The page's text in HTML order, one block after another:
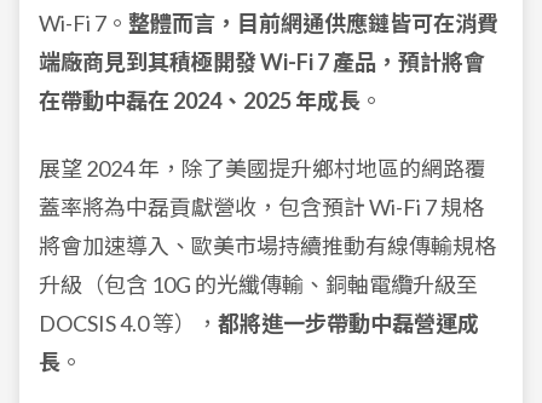
Wi-Fi 7。 整體而言，目前網通供應鏈皆可在消費
端廠商見到其積極開發 Wi-Fi 7 產品，預計將會
在帶動中磊在 2024、2025 年成長 。
展望 2024 年，除了美國提升鄉村地區的網路覆
蓋率將為中磊貢獻營收，包含預計 Wi-Fi 7 規格
將會加速導入、歐美市場持續推動有線傳輸規格
升級（包含 10G 的光纖傳輸、銅軸電纜升級至
DOCSIS 4.0 等）， 都將進一步帶動中磊營運成
長 。